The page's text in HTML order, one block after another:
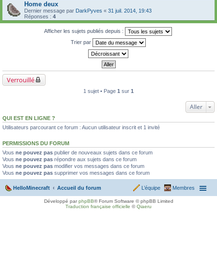
Home deux
Dernier message par DarkPyves « 31 juil. 2014, 19:43
Réponses : 4
Afficher les sujets publiés depuis :
Trier par
Verrouillé
1 sujet • Page 1 sur 1
Aller
QUI EST EN LIGNE ?
Utilisateurs parcourant ce forum : Aucun utilisateur inscrit et 1 invité
PERMISSIONS DU FORUM
Vous ne pouvez pas publier de nouveaux sujets dans ce forum
Vous ne pouvez pas répondre aux sujets dans ce forum
Vous ne pouvez pas modifier vos messages dans ce forum
Vous ne pouvez pas supprimer vos messages dans ce forum
HelloMinecraft Accueil du forum Membres
L’équipe
Développé parphpBB® Forum Software © phpBB Limited
Traduction française officielle ©Qiaeru